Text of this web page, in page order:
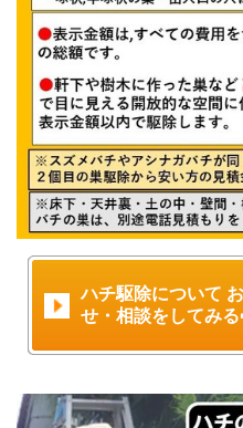
ハチ駆除について
せ・相談をしてみ